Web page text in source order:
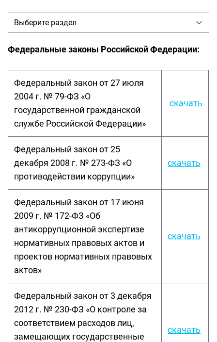
Федеральные законы Российской Федерации:
Федеральный закон от 27 июля
2004 г. № 79-ФЗ «О
государственной гражданской
службе Российской Федерации»
скачать
Федеральный закон от 25
декабря 2008 г. № 273-ФЗ «О
противодействии коррупции»
скачать
Федеральный закон от 17 июня
2009 г. № 172-ФЗ «Об
антикоррупционной экспертизе
нормативных правовых актов и
проектов нормативных правовых
актов»
скачать
Федеральный закон от 3 декабря
2012 г. № 230-ФЗ «О контроле за
соответствием расходов лиц,
замещающих государственные
скачать